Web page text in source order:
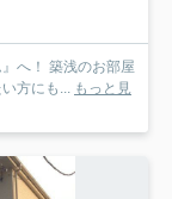
へ！ 築浅のお部屋
方にも... もっと見